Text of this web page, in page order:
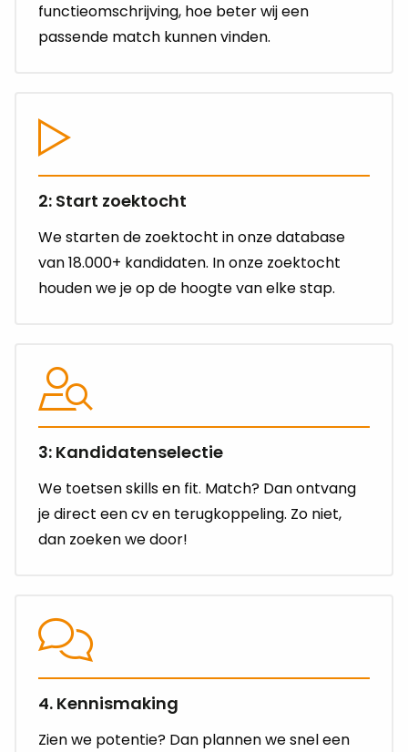
functieomschrijving, hoe beter wij een
passende match kunnen vinden.
2: Start zoektocht
We starten de zoektocht in onze database
van 18.000+ kandidaten. In onze zoektocht
houden we je op de hoogte van elke stap.
3: Kandidatenselectie
We toetsen skills en fit. Match? Dan ontvang
je direct een cv en terugkoppeling. Zo niet,
dan zoeken we door!
4. Kennismaking
Zien we potentie? Dan plannen we snel een